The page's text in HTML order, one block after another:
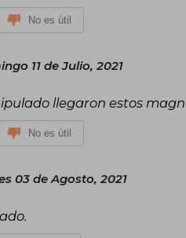
No es útil
11 de Julio, 2021
llegaron estos
No es útil
03 de Agosto, 2021